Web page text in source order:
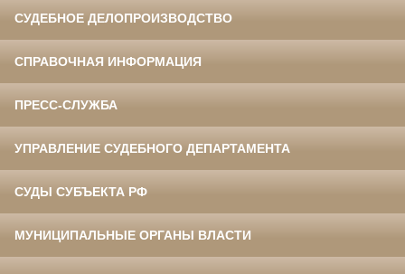
СУДЕБНОЕ ДЕЛОПРОИЗВОДСТВО
СПРАВОЧНАЯ ИНФОРМАЦИЯ
ПРЕСС-СЛУЖБА
УПРАВЛЕНИЕ СУДЕБНОГО ДЕПАРТАМЕНТА
СУДЫ СУБЪЕКТА РФ
МУНИЦИПАЛЬНЫЕ ОРГАНЫ ВЛАСТИ